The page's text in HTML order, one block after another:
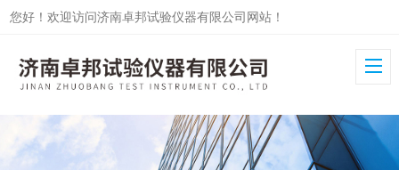
您好！欢迎访问济南卓邦试验仪器有限公司网站！